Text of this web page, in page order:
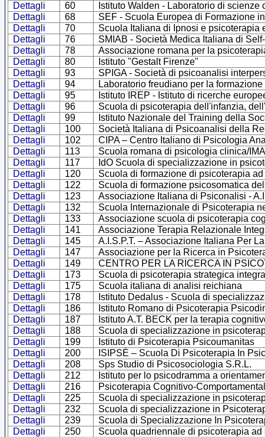
Dettagli
60
Istituto Walden - Laboratorio di
Dettagli
68
SEF - Scuola Europea di Formazione
Dettagli
70
Scuola Italiana di Ipnosi e psicoterapia
Dettagli
76
SMIAB - Società Medica Italiana di
Dettagli
78
Associazione romana per la
Dettagli
80
Istituto "Gestalt Firenze"
Dettagli
93
SPIGA - Società di psicoanalisi
Dettagli
94
Laboratorio freudiano per la
Dettagli
95
Istituto IREP - Istituto di ricerche
Dettagli
96
Scuola di psicoterapia dell'infanzia,
Dettagli
99
Istituto Nazionale del Training della
Dettagli
100
Società Italiana di Psicoanalisi della
Dettagli
102
CIPA – Centro Italiano di Psicologia
Dettagli
113
Scuola romana di psicologia clinica/
Dettagli
117
IdO Scuola di specializzazione in
Dettagli
120
Scuola di formazione di psicoterapia
Dettagli
122
Scuola di formazione psicosomatica
Dettagli
123
Associazione Italiana di Psiconalisi -
Dettagli
132
Scuola Internazionale di Psicoterapia
Dettagli
133
Associazione scuola di psicoterapia
Dettagli
141
Associazione Terapia Relazionale
Dettagli
145
A.I.S.P.T. – Associazione Italiana Per
Dettagli
147
Associazione per la Ricerca in
Dettagli
149
CENTRO PER LA RICERCA IN
Dettagli
173
Scuola di psicoterapia strategica
Dettagli
175
Scuola italiana di analisi reichiana
Dettagli
178
Istituto Dedalus - Scuola di
Dettagli
186
Istituto Romano di Psicoterapia
Dettagli
187
Istituto A.T. BECK per la terapia
Dettagli
188
Scuola di specializzazione in
Dettagli
199
Istituto di Psicoterapia Psicoumanitas
Dettagli
200
ISIPSÈ – Scuola Di Psicoterapia In
Dettagli
208
Sps Studio di Psicosociologia S.R.L.
Dettagli
212
Istituto per lo psicodramma a
Dettagli
216
Psicoterapia Cognitivo-
Dettagli
225
Scuola di specializzazione in
Dettagli
232
Scuola di specializzazione in
Dettagli
239
Scuola di Specializzazione In
Dettagli
250
Scuola quadriennale di psicoterapia